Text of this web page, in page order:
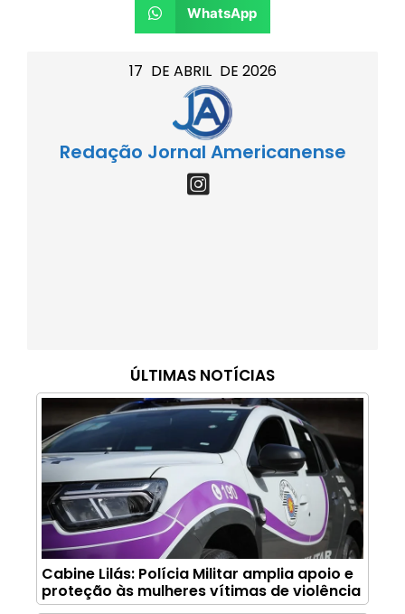
17 DE ABRIL DE 2026
Redação Jornal Americanense
ÚLTIMAS NOTÍCIAS
Cabine Lilás: Polícia Militar amplia apoio e
proteção às mulheres vítimas de violência
WhatsApp